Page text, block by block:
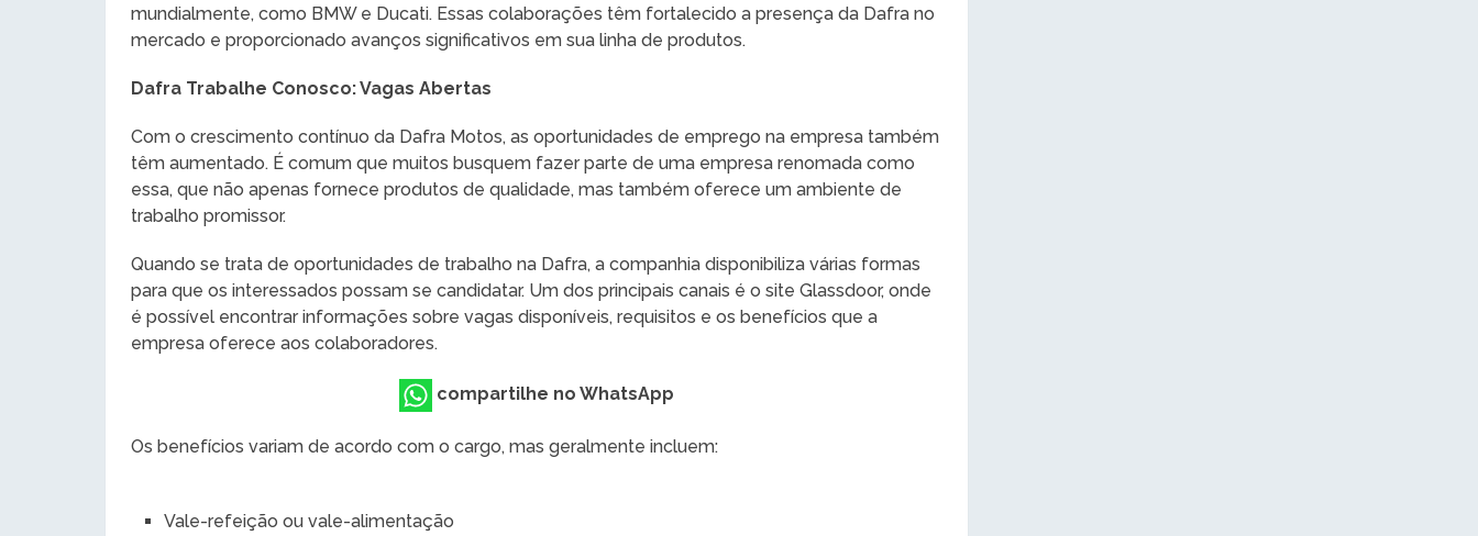
mundialmente, como BMW e Ducati. Essas colaborações têm fortalecido a presença da Dafra no
mercado e proporcionado avanços significativos em sua linha de produtos.
Dafra Trabalhe Conosco: Vagas Abertas
Com o crescimento contínuo da Dafra Motos, as oportunidades de emprego na empresa também
têm aumentado. É comum que muitos busquem fazer parte de uma empresa renomada como
essa, que não apenas fornece produtos de qualidade, mas também oferece um ambiente de
trabalho promissor.
Quando se trata de oportunidades de trabalho na Dafra, a companhia disponibiliza várias formas
para que os interessados possam se candidatar. Um dos principais canais é o site Glassdoor, onde
é possível encontrar informações sobre vagas disponíveis, requisitos e os benefícios que a
empresa oferece aos colaboradores.
compartilhe no WhatsApp
Os benefícios variam de acordo com o cargo, mas geralmente incluem:
Vale-refeição ou vale-alimentação